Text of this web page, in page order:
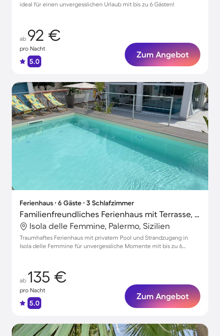
ideal für einen unvergesslichen Urlaub mit bis zu 6 Gästen!
ab 92 €
pro Nacht
5.0
Zum Angebot
Ferienhaus ∙ 6 Gäste ∙ 3 Schlafzimmer
Familienfreundliches Ferienhaus mit Terrasse, Grill und privatem Pool | Gartenblick | Perfekt für die Arbeit von Zuhause
Isola delle Femmine, Palermo, Sizilien
Traumhaftes Ferienhaus mit privatem Pool und Strandzugang in
Isola delle Femmine für unvergessliche Momente mit bis zu 6
ab 135 €
pro Nacht
5.0
Zum Angebot